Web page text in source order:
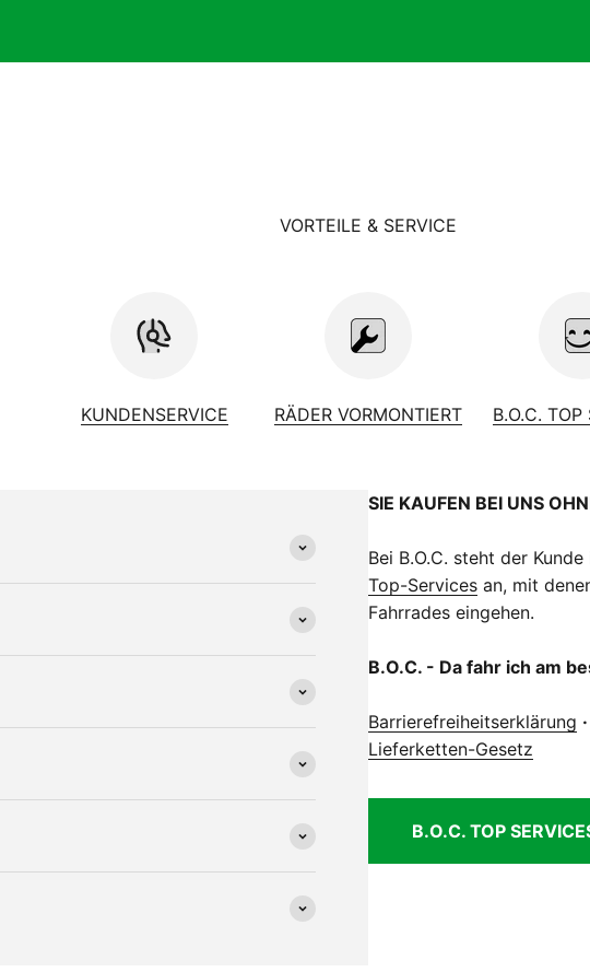
VORTEILE & SERVICE
KUNDENSERVICE RÄDER VORMONTIERT B.O.C. TOP
SIE KAUFEN BEI UNS
Bei B.O.C. steht der
Top-Services an, mit
Fahrrades eingehen.
B.O.C. - Da fahr ich am
Barrierefreiheitserklärung ·
Lieferketten-Gesetz
B.O.C. TOP